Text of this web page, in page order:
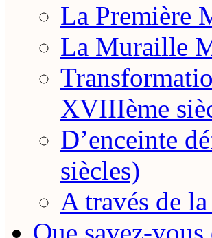
La Première
La Muraille
XVIIIème
D’enceinte
siècles)
A través de